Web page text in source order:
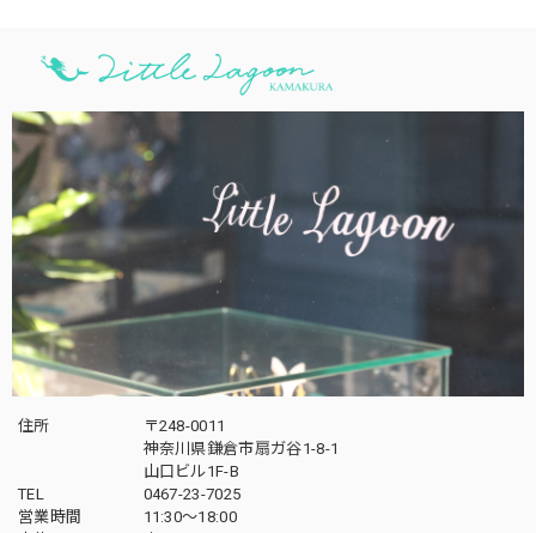
住所
〒248-0011
神奈川県鎌倉市扇ガ谷1-8-1
山口ビル1F-B
TEL
0467-23-7025
営業時間
11:30～18:00